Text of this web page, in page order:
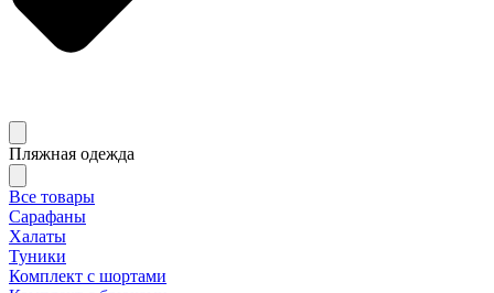
Пляжная одежда
Все товары
Сарафаны
Халаты
Туники
Комплект с шортами